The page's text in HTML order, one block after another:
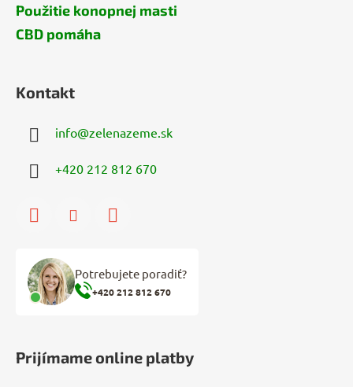
Použitie konopnej masti
CBD pomáha
Kontakt
info@zelenazeme.sk
+420 212 812 670
Potrebujete poradiť?
+420 212 812 670
Prijímame online platby